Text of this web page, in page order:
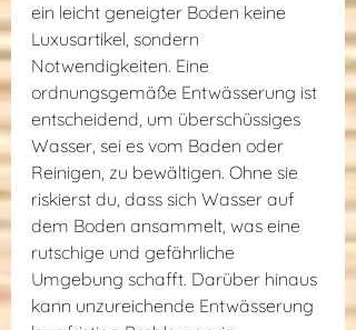
ein leicht geneigter Boden keine
Luxusartikel, sondern
Notwendigkeiten. Eine
ordnungsgemäße Entwässerung ist
entscheidend, um überschüssiges
Wasser, sei es vom Baden oder
Reinigen, zu bewältigen. Ohne sie
riskierst du, dass sich Wasser auf
dem Boden ansammelt, was eine
rutschige und gefährliche
Umgebung schafft. Darüber hinaus
kann unzureichende Entwässerung